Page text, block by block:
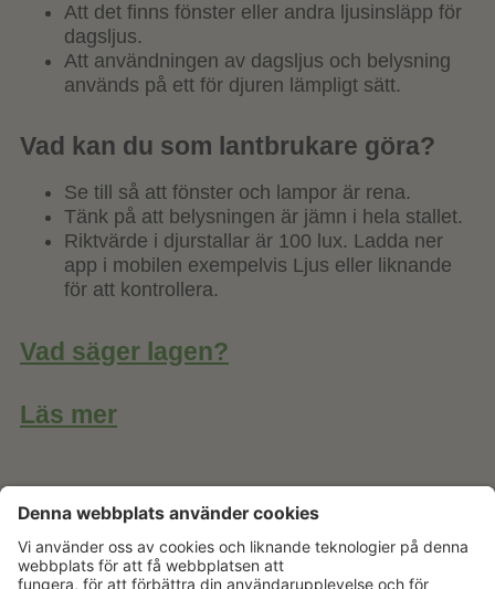
Att det finns fönster eller andra ljusinsläpp för
dagsljus.
Att användningen av dagsljus och belysning
används på ett för djuren lämpligt sätt.
Vad kan du som lantbrukare göra?
Se till så att fönster och lampor är rena.
Tänk på att belysningen är jämn i hela stallet.
Riktvärde i djurstallar är 100 lux. Ladda ner
app i mobilen exempelvis Ljus eller liknande
för att kontrollera.
Vad säger lagen?
Läs mer